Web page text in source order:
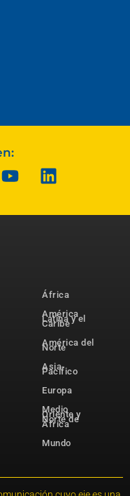
África
América
Latina y el
Caribe
América del
Norte
Asia-
Pacífico
Europa
Medio
Oriente y
Norte de
África
Mundo